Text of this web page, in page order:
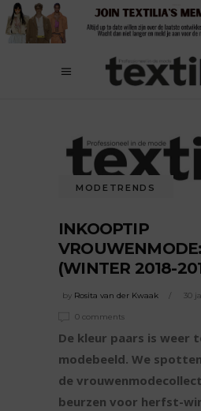
MODETRENDS
INKOOPTIP
(WINTER 2018-
by Rosita van der Kwaak 30
0 comments
De kleur paars is weer
modebeeld. We
de
beurzen voor herfst-